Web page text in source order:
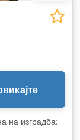
на изградба: